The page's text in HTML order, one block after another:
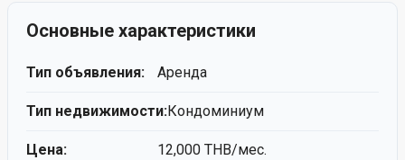
Основные характеристики
Тип объявления: Аренда
Тип недвижимости:Кондоминиум
Цена: 12,000 THB/мес.